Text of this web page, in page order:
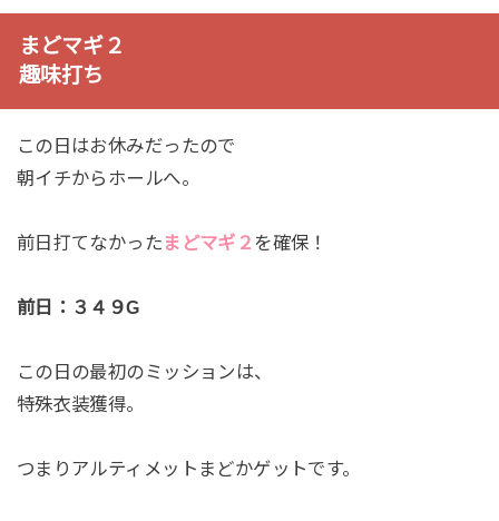
まどマギ２
趣味打ち
この日はお休みだったので
朝イチからホールへ。
前日打てなかった まどマギ２を確保！
前日：３４９G
この日の最初のミッションは、
特殊衣装獲得。
つまりアルティメットまどかゲットです。